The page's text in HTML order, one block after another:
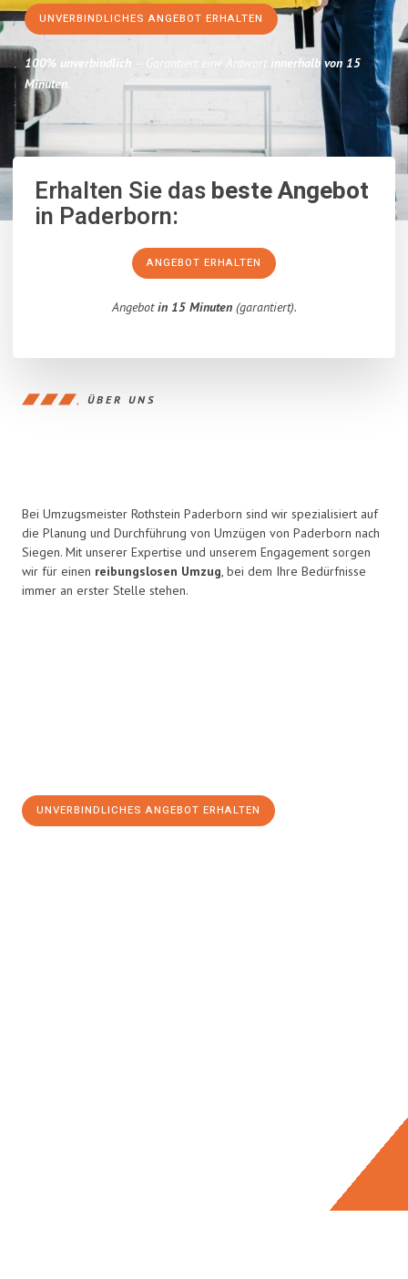
UNVERBINDLICHES ANGEBOT ERHALTEN
100% unverbindlich – Garantiert eine Antwort innerhalb von 15
Minuten.
Erhalten Sie dasbeste Angebot
in Paderborn:
ANGEBOT ERHALTEN
Angebotin 15 Minuten(garantiert).
ÜBER UNS
Bei Umzugsmeister Rothstein Paderborn sind wir spezialisiert auf
die Planung und Durchführung von Umzügen von Paderborn nach
Siegen. Mit unserer Expertise und unserem Engagement sorgen
wir für einen reibungslosen Umzug, bei dem Ihre Bedürfnisse
immer an erster Stelle stehen.
UNVERBINDLICHES ANGEBOT ERHALTEN